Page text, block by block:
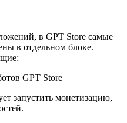
в GPT Store самые
в отдельном блоке.
запустить монетизацию,